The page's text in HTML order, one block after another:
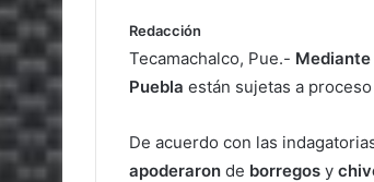
Redacción
Tecamachalco, Pue.-
Puebla están sujetas a proceso
De acuerdo con las
apoderaron de borregos y